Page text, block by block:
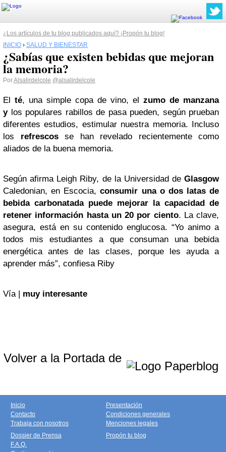
¿Los artículos de tu blog publicados aquí? ¡Propón tu blog!
INICIO › SALUD Y BIENESTAR
¿Sabías que existen bebidas que mejoran
la memoria?
PorAlsalirdelcole @alsalirdelcole
El té, una simple copa de vino, el zumo de manzana
ylos populares rabillos de pasa pueden, según prueban
diferentes estudios, estimular nuestra memoria. Incluso
los refrescos se han revelado recientemente como
aliados de la buena memoria.
Según afirma Leigh Riby, de la Universidad de Glasgow
Caledonian, en Escocia,consumir una o dos latas de
bebida carbonatada puede mejorar la capacidad de
retener información hasta un 20 por ciento. La clave,
asegura, está en su contenido englucosa. “Yo animo a
todos mis estudiantes a que consuman una bebida
energética antes de las clases, porque les ayuda a
aprender más”, confiesa Riby
Vía | muy interesante
Volver a la Portada de
Inicio
Contacto
Trabaja con nosotros
Presentación
Condiciones generales
Menciones legales
Dossier de Prensa
F.A.Q.
Propón tu blog